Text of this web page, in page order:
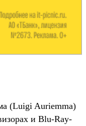
(Luigi Auriemma)
и Blu-Ray-